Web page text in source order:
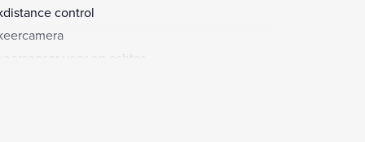
control
voor en achter